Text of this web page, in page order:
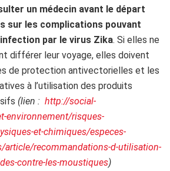
un médecin avant le départ
sur les complications pouvant
par le virus Zika. Si elles ne
différer leur voyage, elles doivent
de protection antivectorielles et les
à l’utilisation des produits
(lien : http://social-
environnement/risques-
et-chimiques/especes-
article/recommandations-d-utilisation-
contre-les-moustiques)